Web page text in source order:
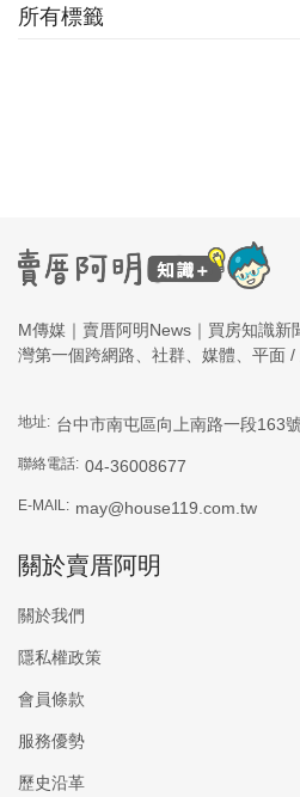
所有標籤
M傳媒｜賣厝阿明News｜買房知識新
灣第一個跨網路、社群、媒體、平面 /
地址: 台中市南屯區向上南路一段163
聯絡電話: 04-36008677
E-MAIL: may@house119.com.tw
關於賣厝阿明
關於我們
隱私權政策
會員條款
服務優勢
歷史沿革